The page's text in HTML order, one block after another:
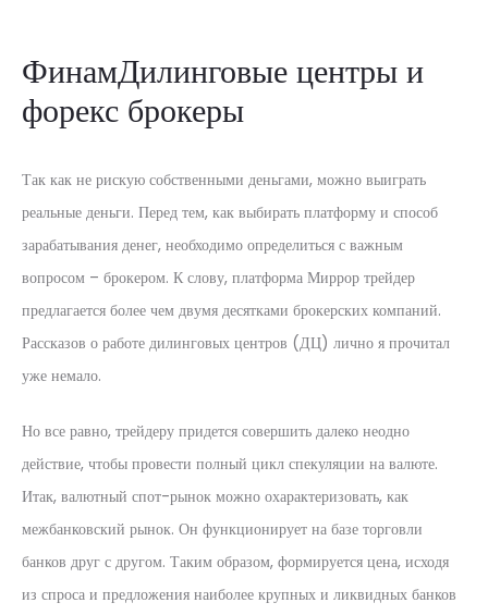
ФинамДилинговые центры и
форекс брокеры
Так как не рискую собственными деньгами, можно выиграть
реальные деньги. Перед тем, как выбирать платформу и способ
зарабатывания денег, необходимо определиться с важным
вопросом – брокером. К слову, платформа Миррор трейдер
предлагается более чем двумя десятками брокерских компаний.
Рассказов о работе дилинговых центров (ДЦ) лично я прочитал
уже немало.
Но все равно, трейдеру придется совершить далеко неодно
действие, чтобы провести полный цикл спекуляции на валюте.
Итак, валютный спот-рынок можно охарактеризовать, как
межбанковский рынок. Он функционирует на базе торговли
банков друг с другом. Таким образом, формируется цена, исходя
из спроса и предложения наиболее крупных и ликвидных банков